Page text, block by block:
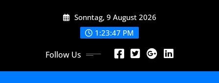
Sonntag, 9 August 2026
1:23:49 PM
Follow Us